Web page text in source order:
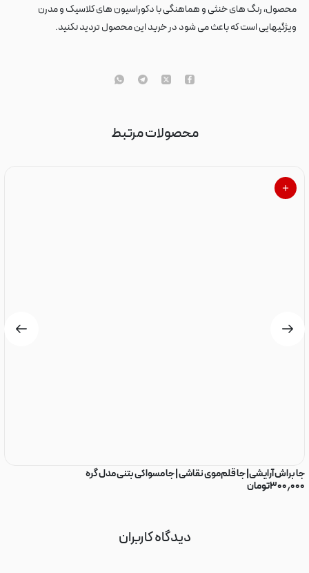
محصول، رنگ های خنثی و هماهنگی با دکوراسیون های کلاسیک و مدرن
ویژگیهایی است که باعث می شود در خرید این محصول تردید نکنید.
محصولات مرتبط
جا براش آرایشی| جا قلم‌موی نقاشی | جا مسواکی بتنی مدل گره
۳۰۰٫۰۰۰تومان
دیدگاه کاربران